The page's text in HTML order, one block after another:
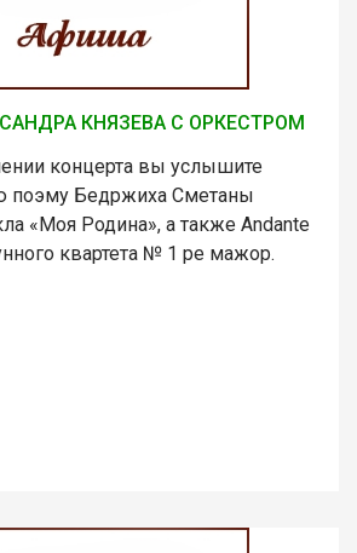
КНЯЗЕВА С ОРКЕСТРОМ
концерта вы услышите
поэму Бедржиха Сметаны
«Моя Родина», а также Andante
квартета № 1 ре мажор.